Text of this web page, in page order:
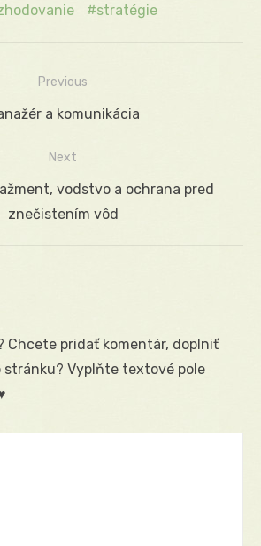
stratégie
Previous
a komunikácia
Next
vodstvo a ochrana pred
znečistením vôd
Chcete pridať komentár, doplniť
Vyplňte textové pole